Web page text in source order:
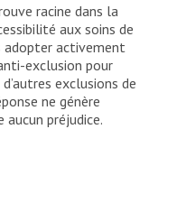
racine dans la
aux soins de
adopter activement
exclusion pour
exclusions de
ne génère
préjudice.